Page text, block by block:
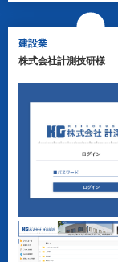
建設業
株式会社計測技研様